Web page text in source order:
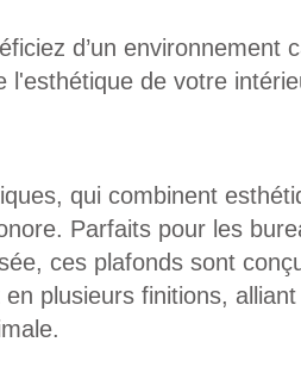
d’un environnement
l'esthétique de votre
qui combinent
Parfaits pour les
ces plafonds sont
plusieurs finitions, alliant